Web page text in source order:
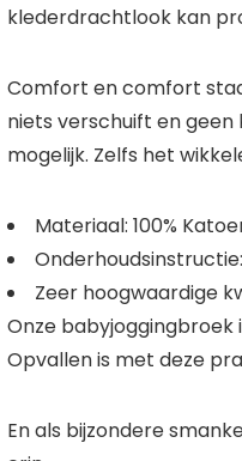
klederdrachtlook kan
Comfort en comfort
niets verschuift en
mogelijk. Zelfs het
Materiaal: 100%
Zeer hoogwaardige
Onze
Opvallen is met deze
En als bijzondere